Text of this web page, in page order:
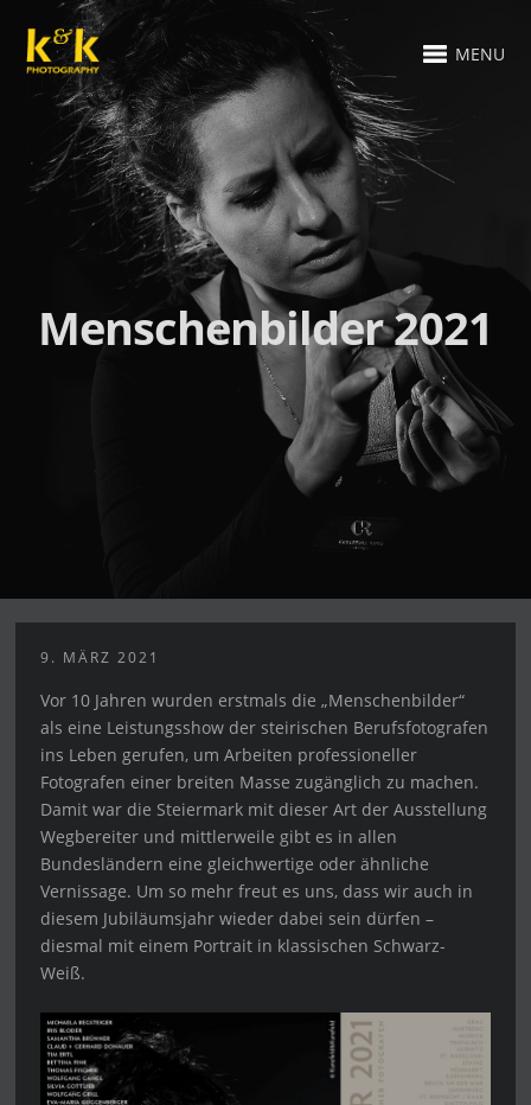
MENU
Menschenbilder 2021
9. MÄRZ 2021
Vor 10 Jahren wurden erstmals die „Menschenbilder“
als eine Leistungsshow der steirischen Berufsfotografen
ins Leben gerufen, um Arbeiten professioneller
Fotografen einer breiten Masse zugänglich zu machen.
Damit war die Steiermark mit dieser Art der Ausstellung
Wegbereiter und mittlerweile gibt es in allen
Bundesländern eine gleichwertige oder ähnliche
Vernissage. Um so mehr freut es uns, dass wir auch in
diesem Jubiläumsjahr wieder dabei sein dürfen –
diesmal mit einem Portrait in klassischen Schwarz-
Weiß.